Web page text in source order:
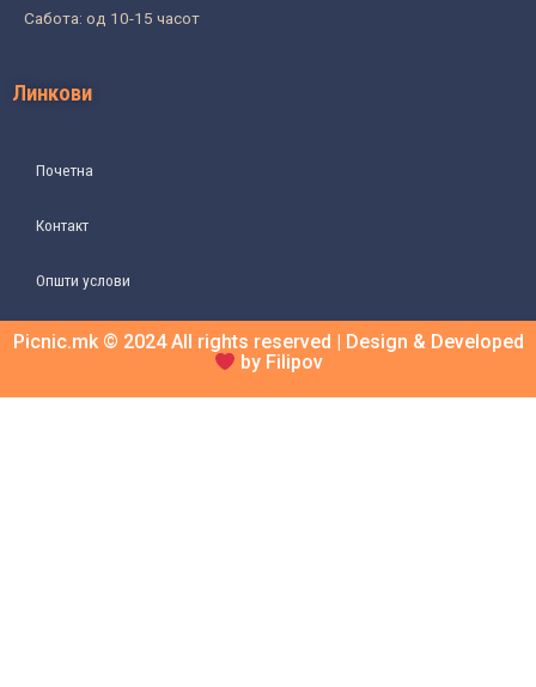
Сабота: од 10-15 часот
Линкови
Почетна
Контакт
Општи услови
Picnic.mk © 2024 All rights reserved | Design & Developed
by Filipov